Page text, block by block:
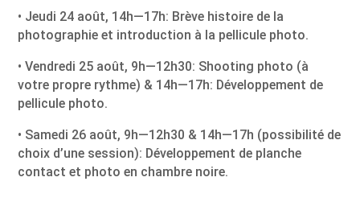
• Jeudi 24 août, 14h—17h: Brève histoire de la
photographie et introduction à la pellicule photo.
• Vendredi 25 août, 9h—12h30: Shooting photo (à
votre propre rythme) & 14h—17h: Développement de
pellicule photo.
• Samedi 26 août, 9h—12h30 & 14h—17h (possibilité de
choix d’une session): Développement de planche
contact et photo en chambre noire.